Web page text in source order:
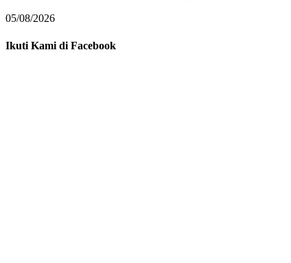
05/08/2026
Ikuti Kami di Facebook